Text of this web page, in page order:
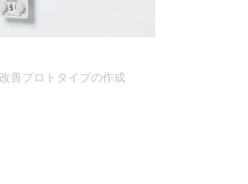
善プロトタイプの作成